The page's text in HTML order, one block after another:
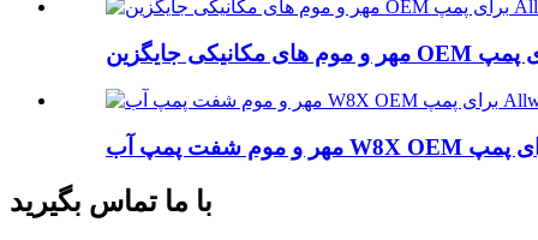
با ما تماس بگیرید